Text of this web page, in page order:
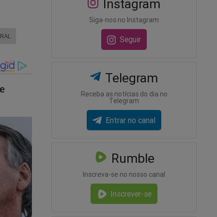
Instagram
Siga-nos no Instagram
Seguir
Telegram
Receba as notícias do dia no
Telegram
Entrar no canal
Rumble
Inscreva-se no nosso canal
Inscrever-se